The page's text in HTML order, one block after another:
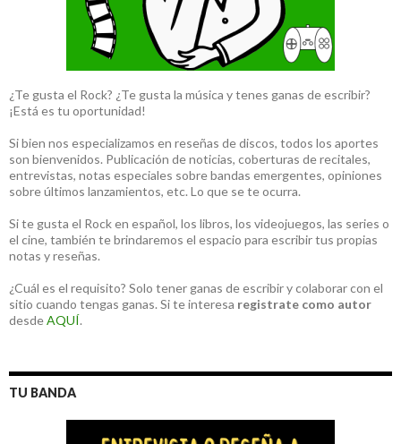
¿Te gusta el Rock? ¿Te gusta la música y tenes ganas de escribir?
¡Está es tu oportunidad!
Si bien nos especializamos en reseñas de discos, todos los aportes
son bienvenidos. Publicación de noticias, coberturas de recitales,
entrevistas, notas especiales sobre bandas emergentes, opiniones
sobre últimos lanzamientos, etc. Lo que se te ocurra.
Si te gusta el Rock en español, los libros, los videojuegos, las series o
el cine, también te brindaremos el espacio para escribir tus propias
notas y reseñas.
¿Cuál es el requisito? Solo tener ganas de escribir y colaborar con el
sitio cuando tengas ganas. Si te interesa registrate como autor
desdeAQUÍ.
TU BANDA